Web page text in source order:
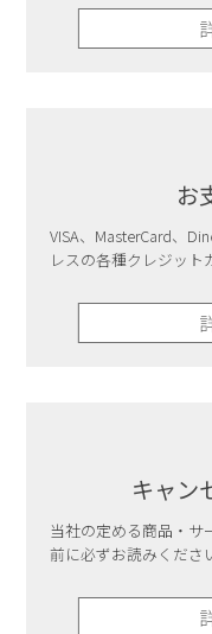
お
VISA、MasterCard、
レスの各種クレジット
キャン
当社の定める商品・サ
前に必ずお読みくださ